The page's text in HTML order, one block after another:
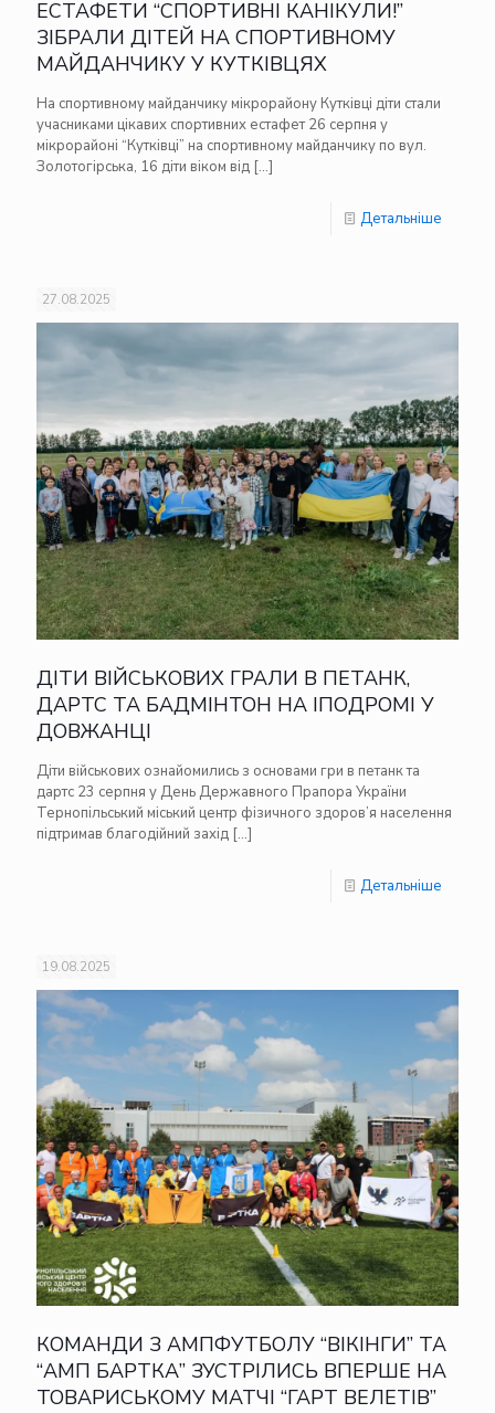
ЕСТАФЕТИ “СПОРТИВНІ КАНІКУЛИ!”
ЗІБРАЛИ ДІТЕЙ НА СПОРТИВНОМУ
МАЙДАНЧИКУ У КУТКІВЦЯХ
На спортивному майданчику мікрорайону Кутківці діти стали
учасниками цікавих спортивних естафет 26 серпня у
мікрорайоні “Кутківці” на спортивному майданчику по вул.
Золотогірська, 16 діти віком від […]
Детальніше
27.08.2025
ДІТИ ВІЙСЬКОВИХ ГРАЛИ В ПЕТАНК,
ДАРТС ТА БАДМІНТОН НА ІПОДРОМІ У
ДОВЖАНЦІ
Діти військових ознайомились з основами гри в петанк та
дартс 23 серпня у День Державного Прапора України
Тернопільський міський центр фізичного здоров’я населення
підтримав благодійний захід […]
Детальніше
19.08.2025
КОМАНДИ З АМПФУТБОЛУ “ВІКІНГИ” ТА
“АМП БАРТКА” ЗУСТРІЛИСЬ ВПЕРШЕ НА
ТОВАРИСЬКОМУ МАТЧІ “ГАРТ ВЕЛЕТІВ”